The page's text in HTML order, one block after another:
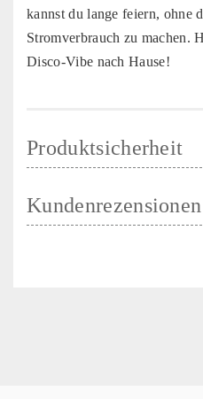
kannst du lange feiern, ohne
Stromverbrauch zu machen.
Disco-Vibe nach Hause!
Produktsicherheit
Kundenrezensionen